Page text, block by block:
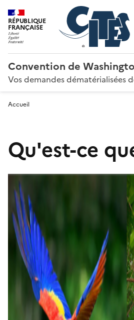
RÉPUBLIQUE
FRANÇAISE
Convention de
Vos demandes dématérialisées
Accueil
Qu'est-ce